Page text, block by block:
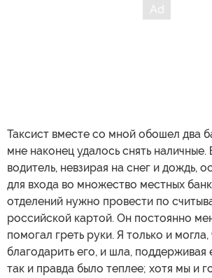
Таксист вместе со мной обошел два
мне наконец удалось снять
водитель, невзирая на снег и дождь,
для входа во множество местных
отделений нужно провести по
российской картой. Он постоянно
помогал греть руки. Я только и
благодарить его, и шла, поддерживая
так и правда было теплее; хотя мы и